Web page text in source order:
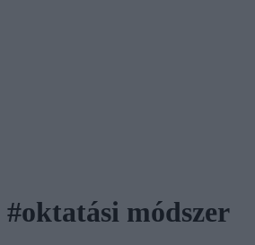
#oktatási módszer